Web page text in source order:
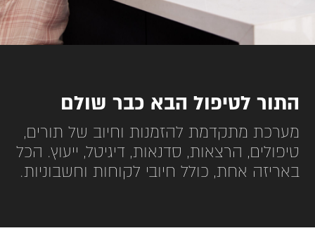
התור לטיפול הבא כבר שולם
מערכת מתקדמת להזמנות וחיוב של תורים,
טיפולים, הרצאות, סדנאות, דיגיטל, ייעוץ. הכל
באריזה אחת, כולל חיובי לקוחות וחשבוניות.